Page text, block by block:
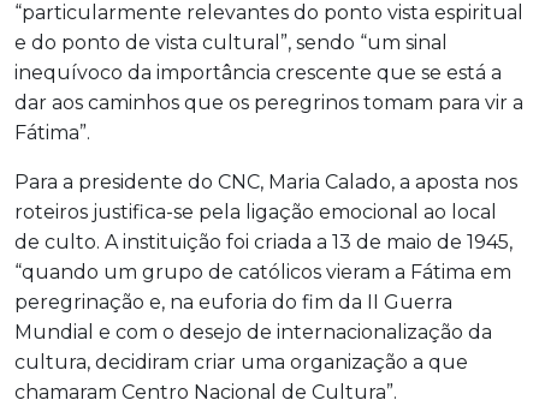
“particularmente relevantes do ponto vista espiritual
e do ponto de vista cultural”, sendo “um sinal
inequívoco da importância crescente que se está a
dar aos caminhos que os peregrinos tomam para vir a
Fátima”.
Para a presidente do CNC, Maria Calado, a aposta nos
roteiros justifica-se pela ligação emocional ao local
de culto. A instituição foi criada a 13 de maio de 1945,
“quando um grupo de católicos vieram a Fátima em
peregrinação e, na euforia do fim da II Guerra
Mundial e com o desejo de internacionalização da
cultura, decidiram criar uma organização a que
chamaram Centro Nacional de Cultura”.